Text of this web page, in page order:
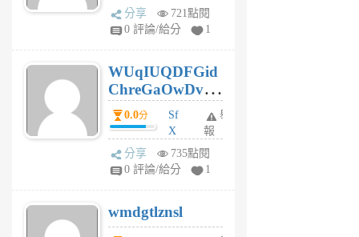
jt
gl
個
月
前
分享
721點閱
0 評論/給分
1
WUqIUQDFGid
ChreGaOwDv
dY0.0分
Sf
X
Pe
Jc
R
P
舉
報
分享
735點閱
0 評論/給分
1
wmdgtlznsl